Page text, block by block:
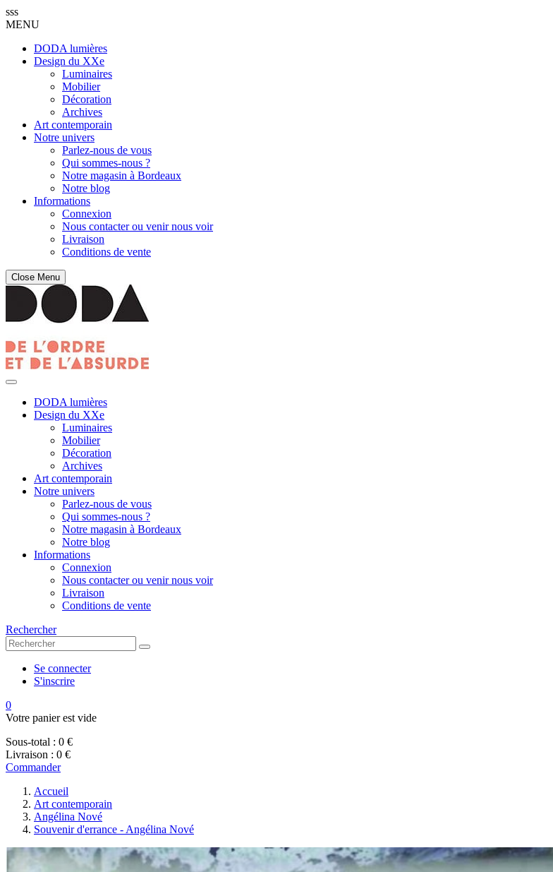
sss
MENU
DODA lumières
Design du XXe
Luminaires
Mobilier
Décoration
Archives
Art contemporain
Notre univers
Parlez-nous de vous
Qui sommes-nous ?
Notre magasin à Bordeaux
Notre blog
Informations
Connexion
Nous contacter ou venir nous voir
Livraison
Conditions de vente
Close Menu
DODA lumières
Design du XXe
Luminaires
Mobilier
Décoration
Archives
Art contemporain
Notre univers
Parlez-nous de vous
Qui sommes-nous ?
Notre magasin à Bordeaux
Notre blog
Informations
Connexion
Nous contacter ou venir nous voir
Livraison
Conditions de vente
Rechercher
Se connecter
S'inscrire
0
Votre panier est vide
Sous-total : 0 €
Livraison : 0 €
Commander
Accueil
Art contemporain
Angélina Nové
Souvenir d'errance - Angélina Nové